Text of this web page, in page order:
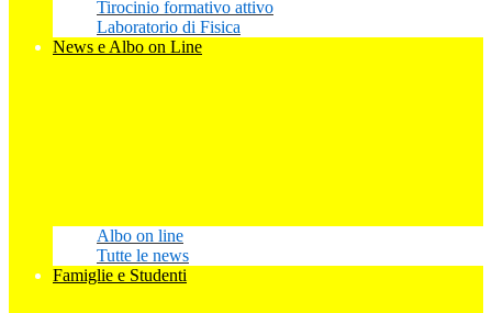
Tirocinio formativo attivo
Laboratorio di Fisica
News e Albo on Line
Albo on line
Tutte le news
Famiglie e Studenti